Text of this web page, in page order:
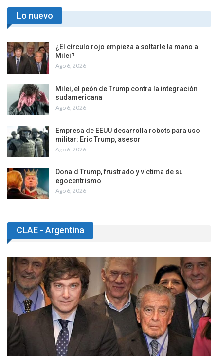
Lo nuevo
¿El círculo rojo empieza a soltarle la mano a
Milei?
Ago 6, 2026
Milei, el peón de Trump contra la integración
sudamericana
Ago 6, 2026
Empresa de EEUU desarrolla robots para uso
militar: Eric Trump, asesor
Ago 6, 2026
Donald Trump, frustrado y víctima de su
egocentrismo
Ago 6, 2026
CLAE - Argentina